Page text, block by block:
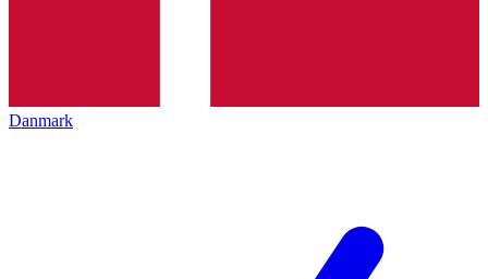
Danmark